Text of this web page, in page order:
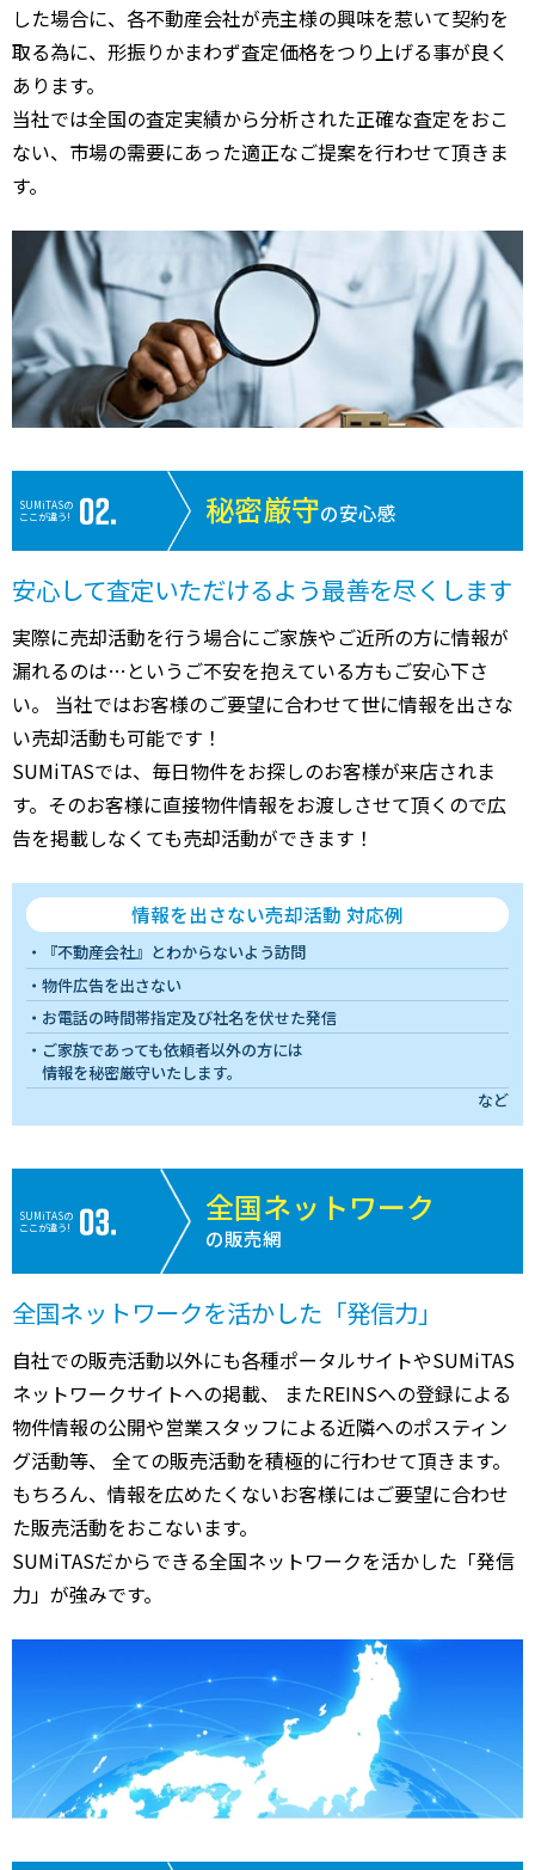
した場合に、各不動産会社が売主様の興味を惹いて契約を
取る為に、形振りかまわず査定価格をつり上げる事が良く
あります。
当社では全国の査定実績から分析された正確な査定をおこ
ない、市場の需要にあった適正なご提案を行わせて頂きま
す。
SUMiTASの
ここが違う!
秘密厳守の安心感
安心して査定いただけるよう最善を尽くします
実際に売却活動を行う場合にご家族やご近所の方に情報が
漏れるのは…というご不安を抱えている方もご安心下さ
い。 当社ではお客様のご要望に合わせて世に情報を出さな
い売却活動も可能です！
SUMiTASでは、毎日物件をお探しのお客様が来店されま
す。そのお客様に直接物件情報をお渡しさせて頂くので広
告を掲載しなくても売却活動ができます！
情報を出さない売却活動 対応例
『不動産会社』とわからないよう訪問
物件広告を出さない
お電話の時間帯指定及び社名を伏せた発信
ご家族であっても依頼者以外の方には
情報を秘密厳守いたします。
など
SUMiTASの
ここが違う!
全国ネットワーク
の販売網
全国ネットワークを活かした「発信力」
自社での販売活動以外にも各種ポータルサイトやSUMiTAS
ネットワークサイトへの掲載、 またREINSへの登録による
物件情報の公開や営業スタッフによる近隣へのポスティン
グ活動等、 全ての販売活動を積極的に行わせて頂きます。
もちろん、情報を広めたくないお客様にはご要望に合わせ
た販売活動をおこないます。
SUMiTASだからできる全国ネットワークを活かした「発信
力」が強みです。